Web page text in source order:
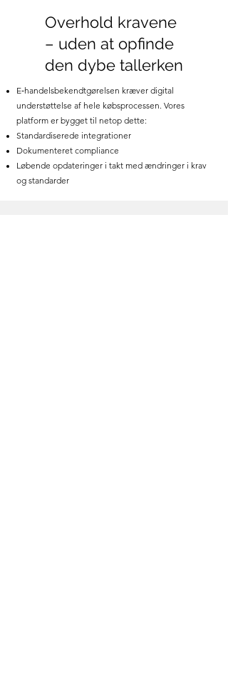
Overhold kravene
– uden at opfinde
den dybe tallerken
E‑handelsbekendtgørelsen kræver digital
understøttelse af hele købsprocessen. Vores
platform er bygget til netop dette:
Standardiserede integrationer
Dokumenteret compliance
Løbende opdateringer i takt med ændringer i krav
og standarder